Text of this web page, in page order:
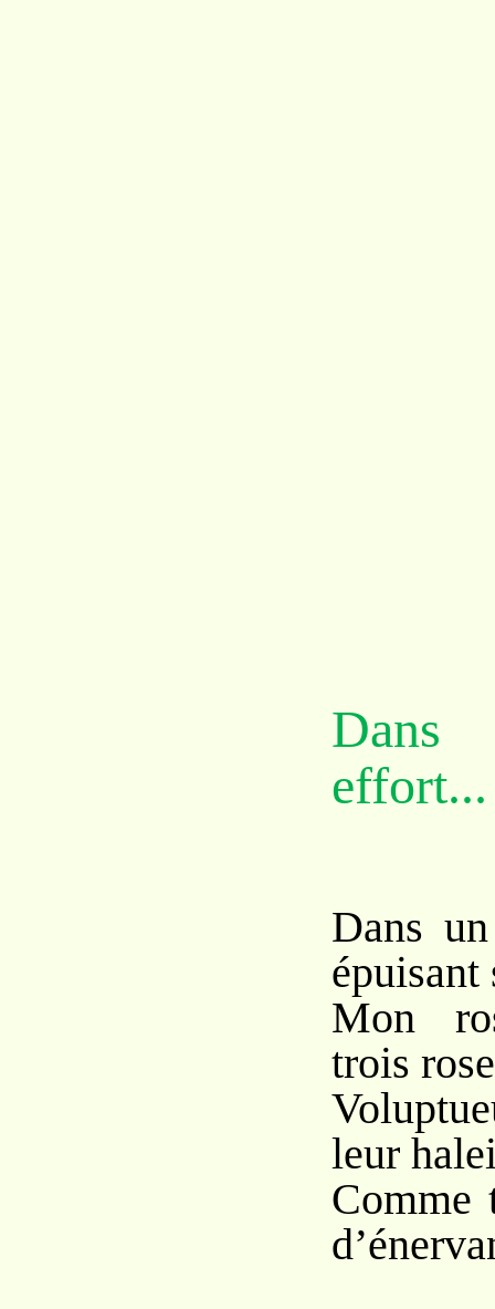
Dans
effort...
Dans
épuisant
Mon
trois
leur
Comme